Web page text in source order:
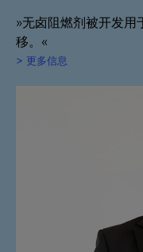
»无卤阻燃剂被开发用
移。«
> 更多信息